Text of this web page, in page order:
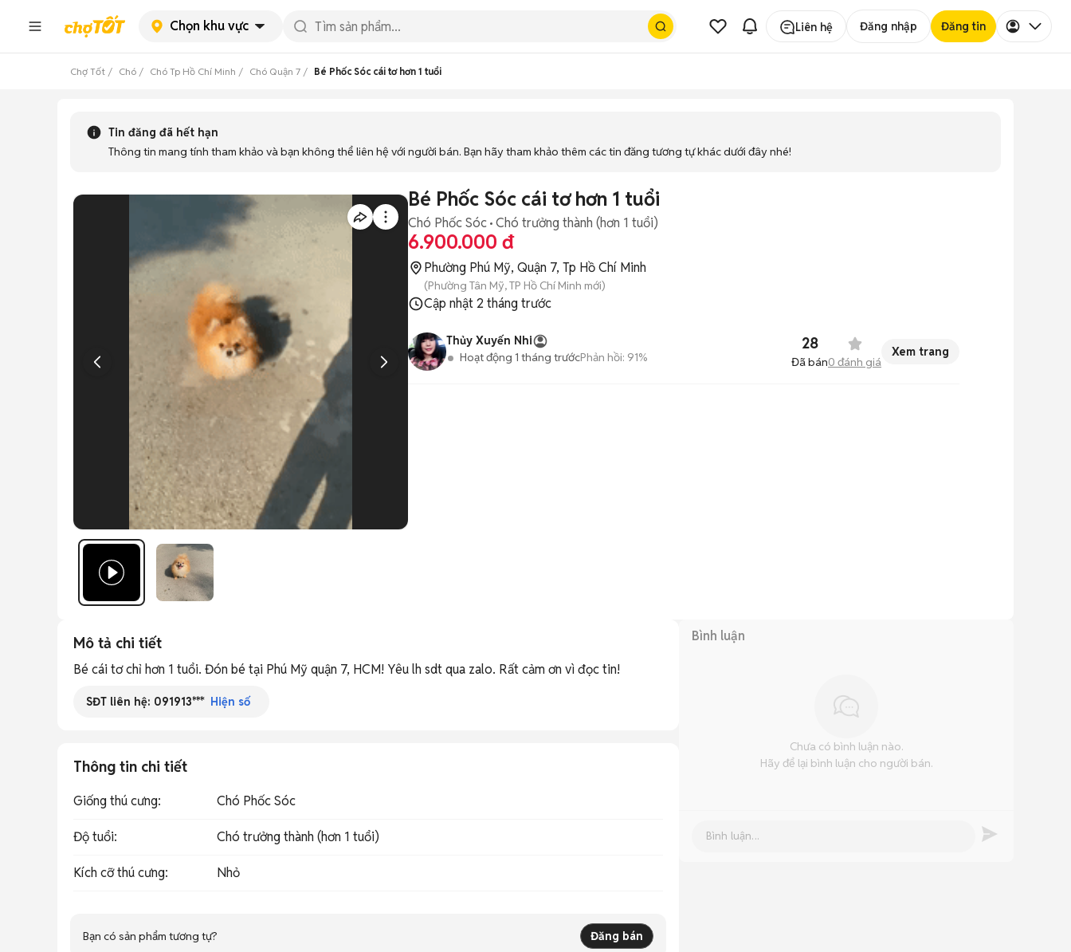
Chọn khu vực Liên hệ Đăng nhập Đăng tin
Chợ Tốt Chó Chó Tp Hồ Chí Minh Chó Quận 7 Bé Phốc Sóc cái tơ hơn 1 tuổi
Tin đăng đã hết hạn
Thông tin mang tính tham khảo và bạn không thể liên hệ với người bán. Bạn hãy tham khảo thêm các tin đăng tương tự khác dưới đây nhé!
Bé Phốc Sóc cái tơ hơn 1 tuổi
Chó Phốc Sóc Chó trưởng thành (hơn 1 tuổi)
6.900.000 đ
Phường Phú Mỹ, Quận 7, Tp Hồ Chí Minh
(Phường Tân Mỹ, TP Hồ Chí Minh mới)
Cập nhật2 tháng trước
Thủy Xuyến Nhi
Hoạt động 1 tháng trướcPhản hồi: 91%
28
Đã bán0 đánh giá
Xem trang
Mô tả chi tiết
Bé cái tơ chỉ hơn 1 tuổi. Đón bé tại Phú Mỹ quận 7, HCM! Yêu lh sdt qua zalo. Rất cảm ơn vì đọc tin!
SĐT liên hệ: 091913*** Hiện số
Thông tin chi tiết
Giống thú cưng: Chó Phốc Sóc
Độ tuổi: Chó trưởng thành (hơn 1 tuổi)
Kích cỡ thú cưng: Nhỏ
Bạn có sản phẩm tương tự? Đăng bán
Bình luận
Chưa có bình luận nào.
Hãy để lại bình luận cho người bán.